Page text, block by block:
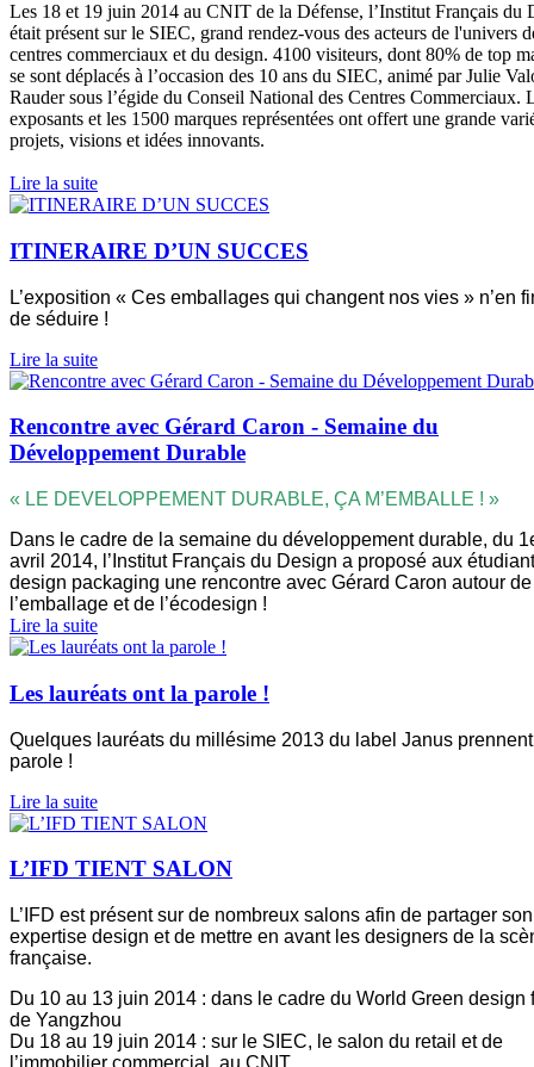
Les 18 et 19 juin 2014 au CNIT de la Défense, l’Institut Français du
était présent sur le SIEC, grand rendez-vous des acteurs de l'univers
centres commerciaux et du design. 4100 visiteurs, dont 80% de top
se sont déplacés à l’occasion des 10 ans du SIEC, animé par Julie
Rauder sous l’égide du Conseil National des Centres Commerciaux.
exposants et les 1500 marques représentées ont offert une grande
projets, visions et idées innovants.
Lire la suite
ITINERAIRE D’UN SUCCES
L’exposition « Ces emballages qui changent nos vies » n’en
de séduire !
Lire la suite
Rencontre avec Gérard Caron - Semaine du
Développement Durable
« LE DEVELOPPEMENT DURABLE, ÇA M’EMBALLE ! »
Dans le cadre de la semaine du développement durable, du
avril 2014, l’Institut Français du Design a proposé aux
design packaging une rencontre avec Gérard Caron autour de
l’emballage et de l’écodesign !
Lire la suite
Les lauréats ont la parole !
Quelques lauréats du millésime 2013 du label Janus
parole !
Lire la suite
L’IFD TIENT SALON
L’IFD est présent sur de nombreux salons afin de partager son
expertise design et de mettre en avant les designers de la
française.
Du 10 au 13 juin 2014 : dans le cadre du World Green design
de Yangzhou
Du 18 au 19 juin 2014 : sur le SIEC, le salon du retail et de
l’immobilier commercial, au CNIT